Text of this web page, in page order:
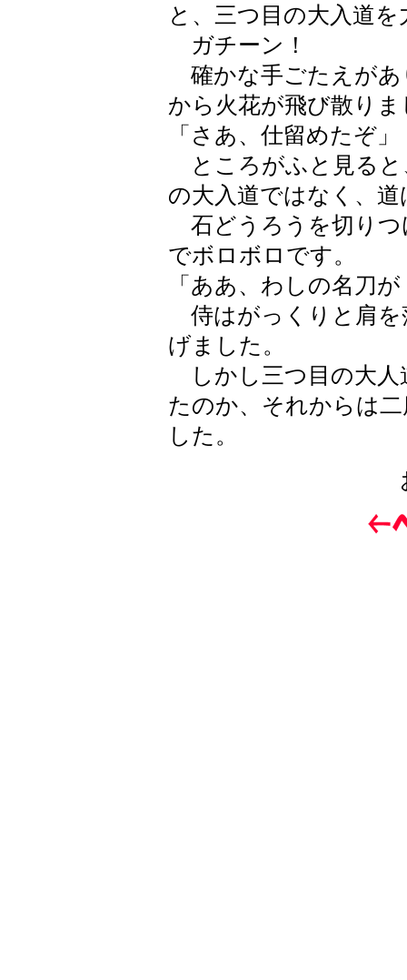
と、三つ目の大入道
ガチーン！
確かな手ごたえがあ
から火花が飛び散りま
「さあ、仕留めたぞ」
ところがふと見ると
の大入道ではなく、
石どうろうを切りつ
でボロボロです。
「ああ、わしの名刀が
侍はがっくりと肩を
げました。
しかし三つ目の大人
たのか、それからは
した。